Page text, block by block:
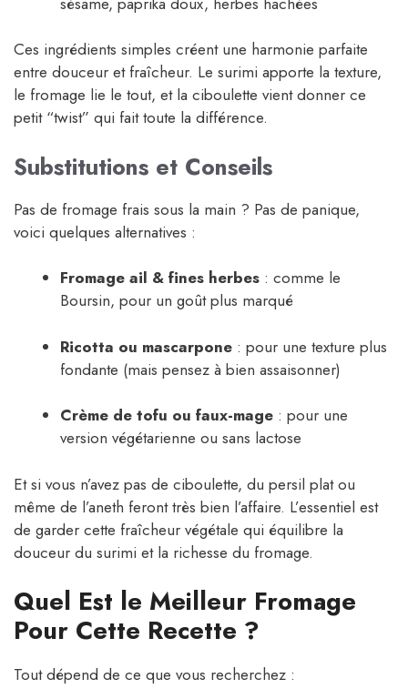
Ces ingrédients simples créent une harmonie parfaite
entre douceur et fraîcheur. Le surimi apporte la texture,
le fromage lie le tout, et la ciboulette vient donner ce
petit “twist” qui fait toute la différence.
Substitutions et Conseils
Pas de fromage frais sous la main ? Pas de panique,
voici quelques alternatives :
Fromage ail & fines herbes : comme le
Boursin, pour un goût plus marqué
Ricotta ou mascarpone : pour une texture plus
fondante (mais pensez à bien assaisonner)
Crème de tofu ou faux-mage : pour une
version végétarienne ou sans lactose
Et si vous n’avez pas de ciboulette, du persil plat ou
même de l’aneth feront très bien l’affaire. L’essentiel est
de garder cette fraîcheur végétale qui équilibre la
douceur du surimi et la richesse du fromage.
Quel Est le Meilleur Fromage
Pour Cette Recette ?
Tout dépend de ce que vous recherchez :